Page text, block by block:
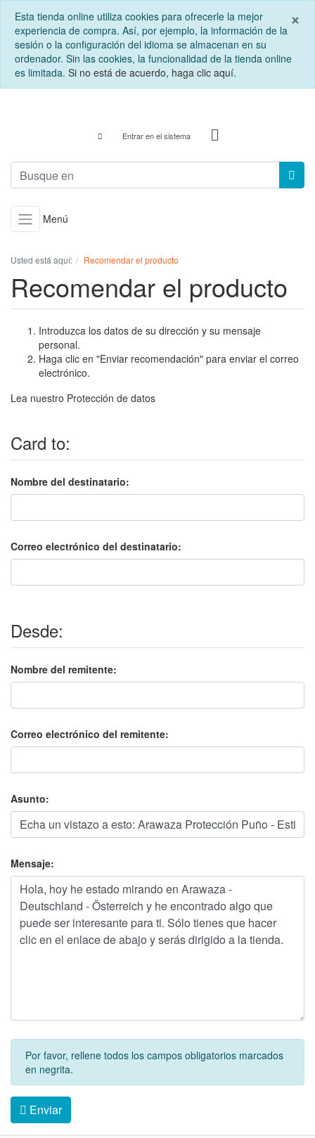
×
Esta tienda online utiliza cookies para ofrecerle la mejor
experiencia de compra. Así, por ejemplo, la información de la
sesión o la configuración del idioma se almacenan en su
ordenador. Sin las cookies, la funcionalidad de la tienda online
es limitada. Si no está de acuerdo, haga clic aquí.
Entrar en el sistema
Menú
Usted está aquí: Recomendar el producto
Recomendar el producto
Introduzca los datos de su dirección y su mensaje
personal.
Haga clic en "Enviar recomendación" para enviar el correo
electrónico.
Lea nuestro Protección de datos
Card to:
Nombre del destinatario:
Correo electrónico del destinatario:
Desde:
Nombre del remitente:
Correo electrónico del remitente:
Asunto:
Mensaje:
Por favor, rellene todos los campos obligatorios marcados
en negrita.
Enviar